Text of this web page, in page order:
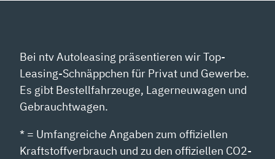
Bei ntv Autoleasing präsentieren wir Top-
Leasing-Schnäppchen für Privat und Gewerbe.
Es gibt Bestellfahrzeuge, Lagerneuwagen und
Gebrauchtwagen.
* = Umfangreiche Angaben zum offiziellen
Kraftstoffverbrauch und zu den offiziellen CO2-